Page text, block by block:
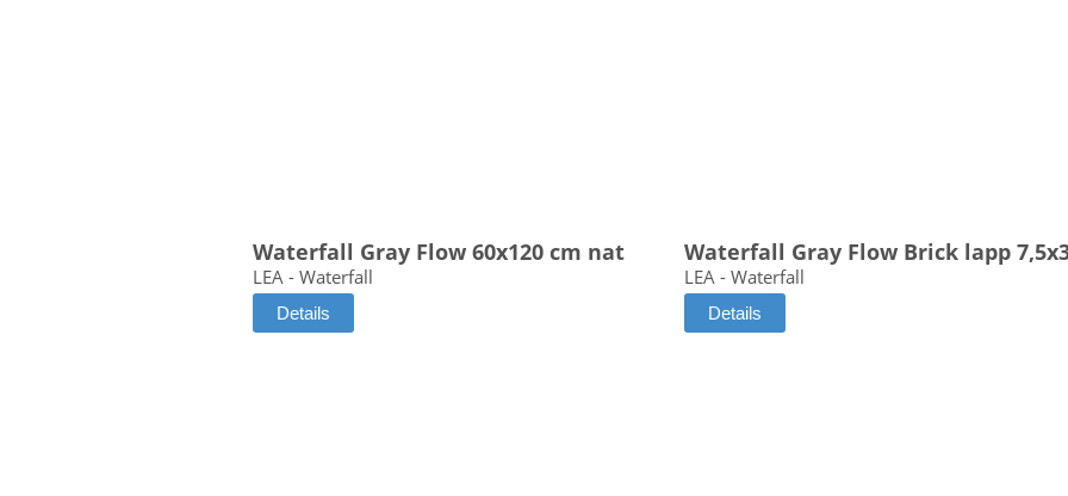
Waterfall Gray Flow 60x120 cm nat
LEA - Waterfall
Details
Waterfall Gray Flow Brick lapp
LEA - Waterfall
Details